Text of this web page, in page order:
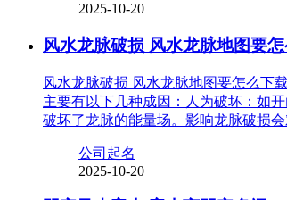
2025-10-20
风水龙脉破损 风水龙脉地图要
风水龙脉破损 风水龙脉地图要怎么下
主要有以下几种成因：人为破坏：如
破坏了龙脉的能量场。影响龙脉破损
公司起名
2025-10-20